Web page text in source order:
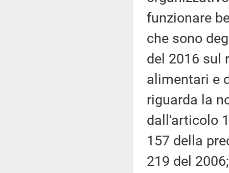
funzionare
che sono
del 2016 sul
alimentari e
riguarda la
dall'articolo
157 della
219 del